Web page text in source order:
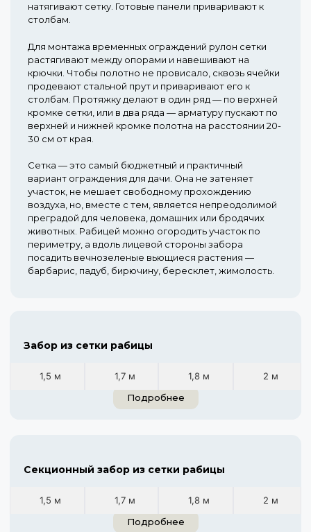
натягивают сетку. Готовые панели приваривают к
столбам.
Для монтажа временных ограждений рулон сетки
растягивают между опорами и навешивают на
крючки. Чтобы полотно не провисало, сквозь ячейки
продевают стальной прут и приваривают его к
столбам. Протяжку делают в один ряд — по верхней
кромке сетки, или в два ряда — арматуру пускают по
верхней и нижней кромке полотна на расстоянии 20-
30 см от края.
Сетка — это самый бюджетный и практичный
вариант ограждения для дачи. Она не затеняет
участок, не мешает свободному прохождению
воздуха, но, вместе с тем, является непреодолимой
преградой для человека, домашних или бродячих
животных. Рабицей можно огородить участок по
периметру, а вдоль лицевой стороны забора
посадить вечнозеленые вьющиеся растения —
барбарис, падуб, бирючину, бересклет, жимолость.
Забор из сетки рабицы
1,5 м 1,7 м 1,8 м
2 м
Подробнее
Секционный забор из сетки рабицы
1,5 м 1,7 м 1,8 м
2 м
Подробнее